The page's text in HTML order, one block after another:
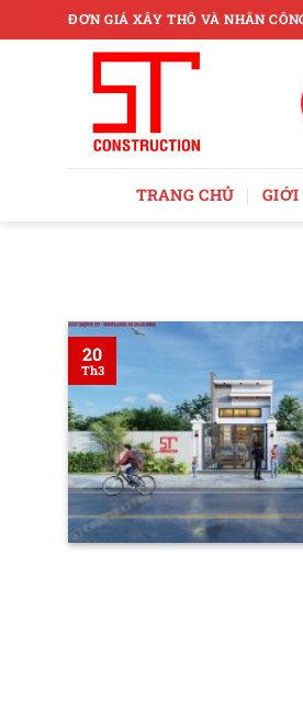
to
ĐƠN GIÁ XÂY THÔ VÀ NHÂN
TRANG CHỦ
20
Th3